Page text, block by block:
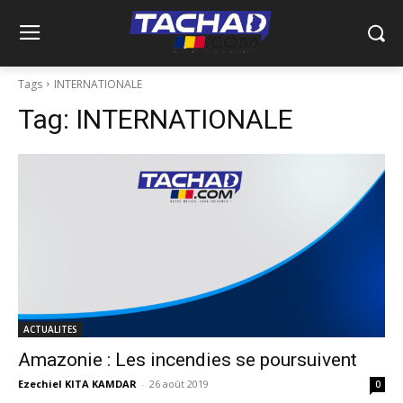
Tags INTERNATIONALE
Tag: INTERNATIONALE
ACTUALITES
Amazonie : Les incendies se poursuivent
Ezechiel KITA KAMDAR - 26 août 2019 0